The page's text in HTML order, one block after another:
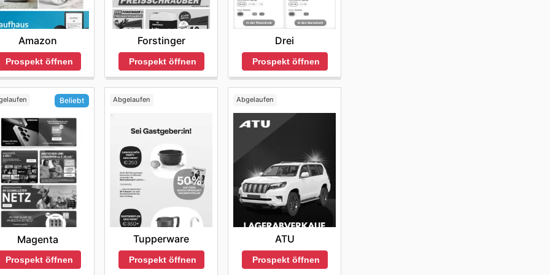
Amazon
Prospekt öffnen
Forstinger
Prospekt öffnen
Drei
Prospekt öffnen
Beliebt
Magenta
Prospekt öffnen
Abgelaufen
Tupperware
Prospekt öffnen
Abgelaufen
ATU
Prospekt öffnen